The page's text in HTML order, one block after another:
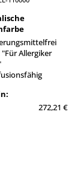
Allergiker
272,21 €